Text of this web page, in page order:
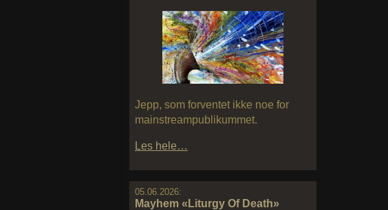
Jepp, som forventet ikke noe for
mainstreampublikummet.
Les hele…
05.06.2026:
Mayhem «Liturgy Of Death»